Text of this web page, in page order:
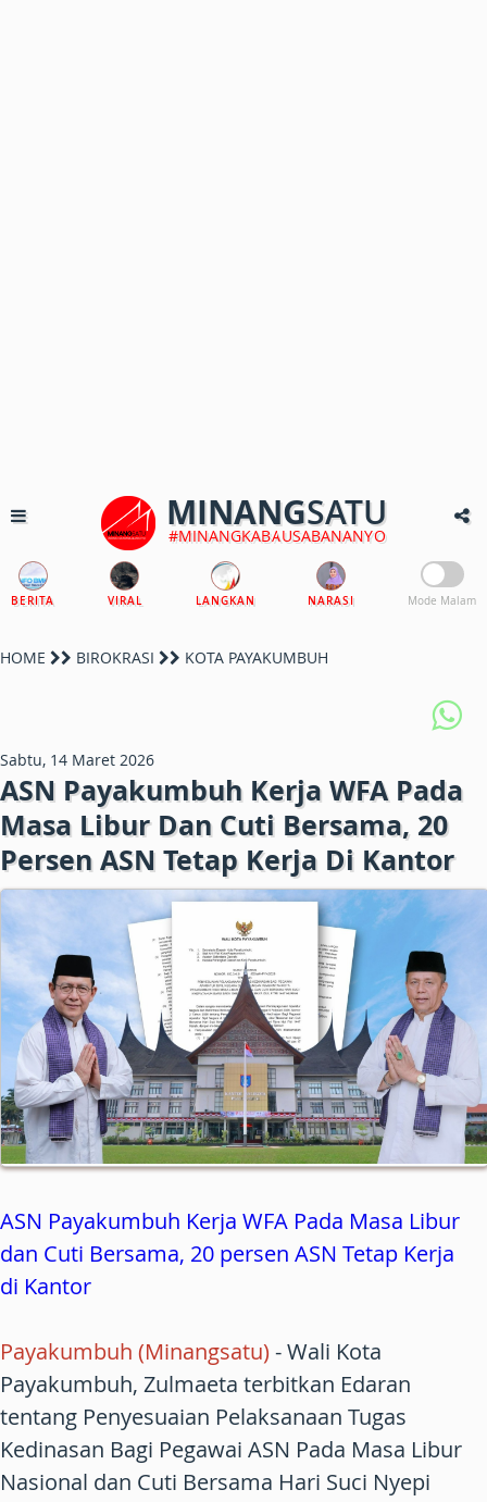
MINANGSATU
#MINANGKABAUSABANANYO
BERITA VIRAL LANGKAN NARASI Mode Malam
HOME BIROKRASI KOTA PAYAKUMBUH
Sabtu, 14 Maret 2026
ASN Payakumbuh Kerja WFA Pada
Masa Libur Dan Cuti Bersama, 20
Persen ASN Tetap Kerja Di Kantor
ASN Payakumbuh Kerja WFA Pada Masa Libur
dan Cuti Bersama, 20 persen ASN Tetap Kerja
di Kantor
Payakumbuh (Minangsatu) - Wali Kota
Payakumbuh, Zulmaeta terbitkan Edaran
tentang Penyesuaian Pelaksanaan Tugas
Kedinasan Bagi Pegawai ASN Pada Masa Libur
Nasional dan Cuti Bersama Hari Suci Nyepi